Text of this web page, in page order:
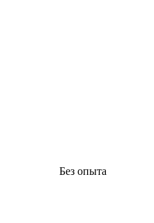
Без опыта